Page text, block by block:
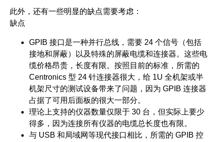
此外，还有一些明显的缺点需要考虑：
缺点
GPIB 接口是一种并行总线，需要 24 个信号（包括
接地和屏蔽）以及特殊的屏蔽电缆和连接器。这些电
缆价格昂贵，长度有限。按照目前的标准，所需的
Centronics 型 24 针连接器很大，给 1U 全机架或半
机架尺寸的测试设备带来了问题，因为 GPIB 连接器
占据了可用后面板的很大一部分。
理论上支持的仪器数量仅限于 30 台，但实际上要少
得多，因为连接所有仪器的电缆总长度也有限。
与 USB 和局域网等现代接口相比，所需的 GPIB 控